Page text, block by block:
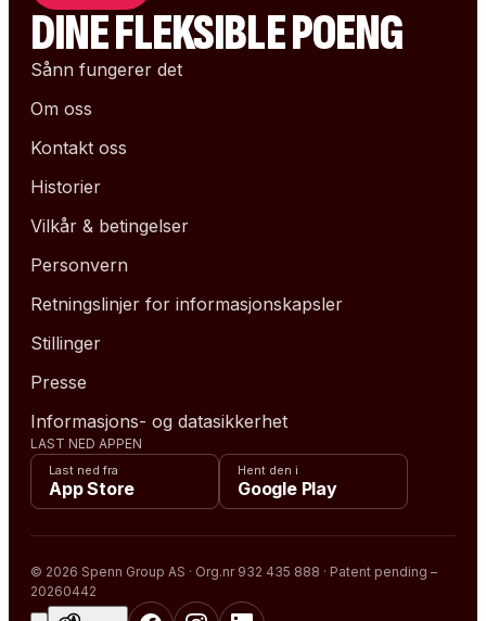
DINE FLEKSIBLE POENG
Sånn fungerer det
Om oss
Kontakt oss
Historier
Vilkår & betingelser
Personvern
Retningslinjer for informasjonskapsler
Stillinger
Presse
Informasjons- og datasikkerhet
LAST NED APPEN
Last ned fra
App Store
Hent den i
Google Play
© 2026 Spenn Group AS · Org.nr 932 435 888 · Patent pending –
20260442